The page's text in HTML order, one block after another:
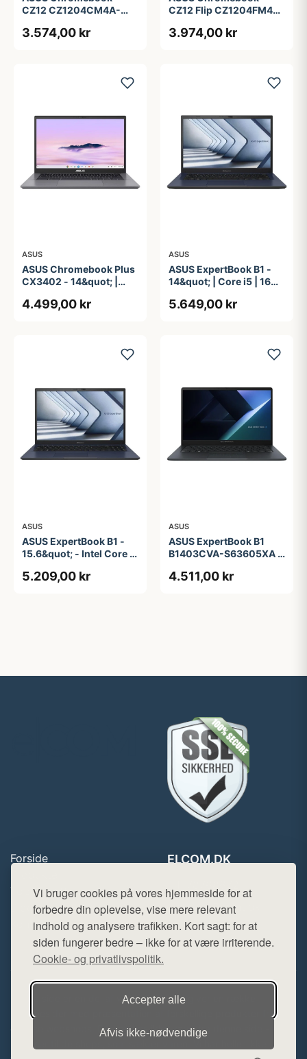
Vi bruger cookies på vores hjemmeside for at
forbedre din oplevelse, vise mere relevant
indhold og analysere trafikken. Kort sagt: for at
siden fungerer bedre – ikke for at være irriterende.
Cookie- og privatlivspolitik.
Accepter alle
Afvis ikke‑nødvendige
CZ12 CZ1204CM4A-
MediaTek Kompanio 540
3.574,00 kr
CZ12 Flip CZ1204FM4A-
MediaTek Kompanio 540
3.974,00 kr
ASUS
ASUS Chromebook Plus
CX3402 - 14&quot; |
4.499,00 kr
ASUS
ASUS ExpertBook B1 -
14&quot; | Core i5 | 16GB
5.649,00 kr
ASUS
ASUS ExpertBook B1 -
15.6&quot; - Intel Core i5
256 GB SSD
5.209,00 kr
ASUS
ASUS ExpertBook B1
B1403CVA-S63605XA -
i3-1315U - 8 GB RAM -
4.511,00 kr
Forside
Top Rabatter
Blog
Kontakt
ELCOM.DK
Mail: hej@want.dk
Cookie- og privatlivspolitik
Denne side er en del af want.dk, der udgiver en række
hjemmesider med præsentation af forskellige produkter fra
diverse webshops. Der sælges ikke varer fra denne side - vi